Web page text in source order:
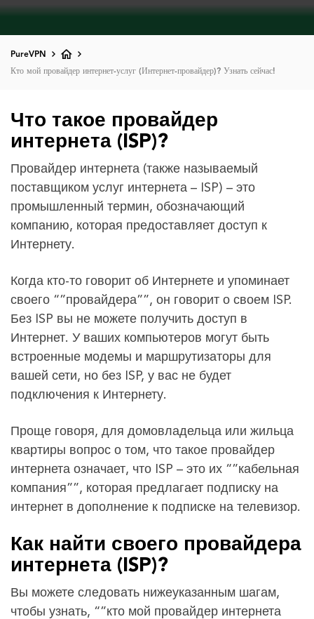
PureVPN
Кто мой провайдер интернет-услуг (Интернет-провайдер)? Узнать сейчас!
Что такое провайдер
интернета (ISP)?
Провайдер интернета (также называемый
поставщиком услуг интернета – ISP) – это
промышленный термин, обозначающий
компанию, которая предоставляет доступ к
Интернету.
Когда кто-то говорит об Интернете и упоминает
своего “”провайдера””, он говорит о своем ISP.
Без ISP вы не можете получить доступ в
Интернет. У ваших компьютеров могут быть
встроенные модемы и маршрутизаторы для
вашей сети, но без ISP, у вас не будет
подключения к Интернету.
Проще говоря, для домовладельца или жильца
квартиры вопрос о том, что такое провайдер
интернета означает, что ISP – это их “”кабельная
компания””, которая предлагает подписку на
интернет в дополнение к подписке на телевизор.
Как найти своего провайдера
интернета (ISP)?
Вы можете следовать нижеуказанным шагам,
чтобы узнать, “”кто мой провайдер интернета